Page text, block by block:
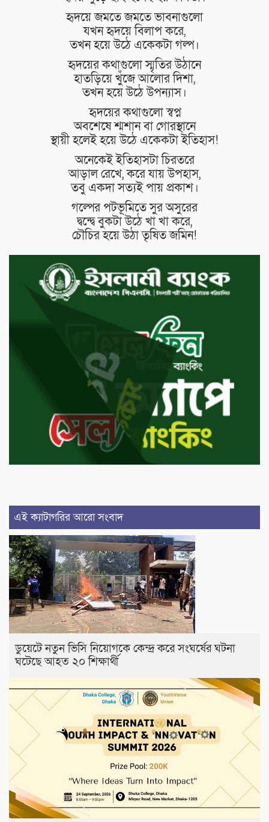
হৃদয়ে জমতে জমতে ভাবনাগুলো
যখন হৃদয়ে বিলাপ করে,
তখন হয়ে উঠে একেকটা গল্প।
হৃদয়ের কথাগুলো স্মৃতির উঠানে
হাতড়িয়ে খুঁজে আলোর দিশা,
তখন হয়ে উঠে উপন্যাস।
হৃদয়ের কথাগুলো স্বপ্ন
অবশেষে শ্মশান বা গোরস্থানে
স্থায়ী হলেই হয়ে উঠে একেকটা ইতিহাস!
অনেকেই ইতিহাসটা চিরতরে
আড়াল রেখে, করে যায় উপহাস,
তবু একদা সত্যই পায় প্রকাশ।
গল্পের পটভূমিতে সুর অসুরের
দ্বন্দ্বে বুকটা উঠে খা খা করে,
চৌচির হয়ে উঠা তৃষিত জমিন!
এই ক্যাটাগরির আরো সংবাদ
ডুয়েটে নতুন ভিসি নিয়োগকে কেন্দ্র করে সংঘর্ষের ঘটনা
ঘটেছে আহত ২০ শিক্ষার্থী